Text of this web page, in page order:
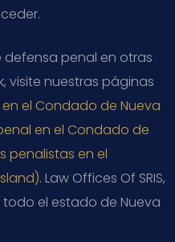
defensa penal en otras
visite nuestras páginas
el Condado de Nueva
en el Condado de
penalistas en el
. Law Offices Of SRIS,
todo el estado de Nueva